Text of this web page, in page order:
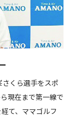
くら選手をスポ
現在まで第一線で
て、ママゴルフ